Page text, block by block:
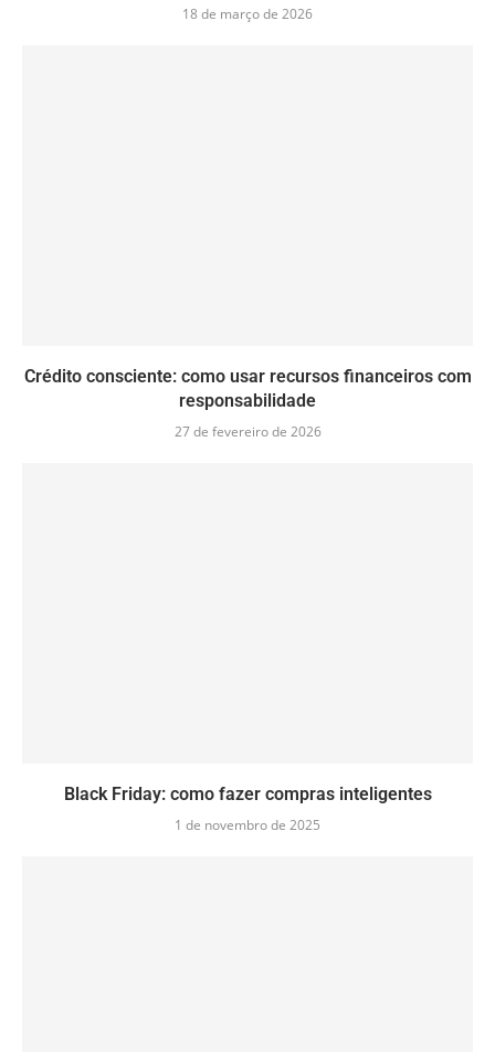
18 de março de 2026
Crédito consciente: como usar recursos financeiros com
responsabilidade
27 de fevereiro de 2026
Black Friday: como fazer compras inteligentes
1 de novembro de 2025